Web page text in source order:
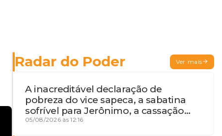
Radar do Poder Ver mais
A inacreditável declaração de
pobreza do vice sapeca, a sabatina
sofrível para Jerônimo, a cassação
iminente da desembargadora e a
05/08/2026 às 12:16